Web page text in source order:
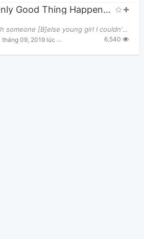
You Were The Only Good Thing Happened That Summer
Are you in [A]love with someone [B]else young girl I couldn't [C#m]let you gonna try to pre[G#m]te
09, 2019 lúc 07:59pm 6,540